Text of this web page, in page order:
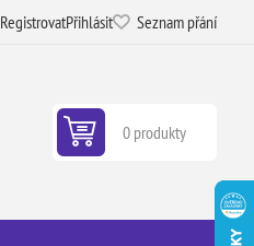
RegistrovatPřihlásit Seznam přání
0 produkty